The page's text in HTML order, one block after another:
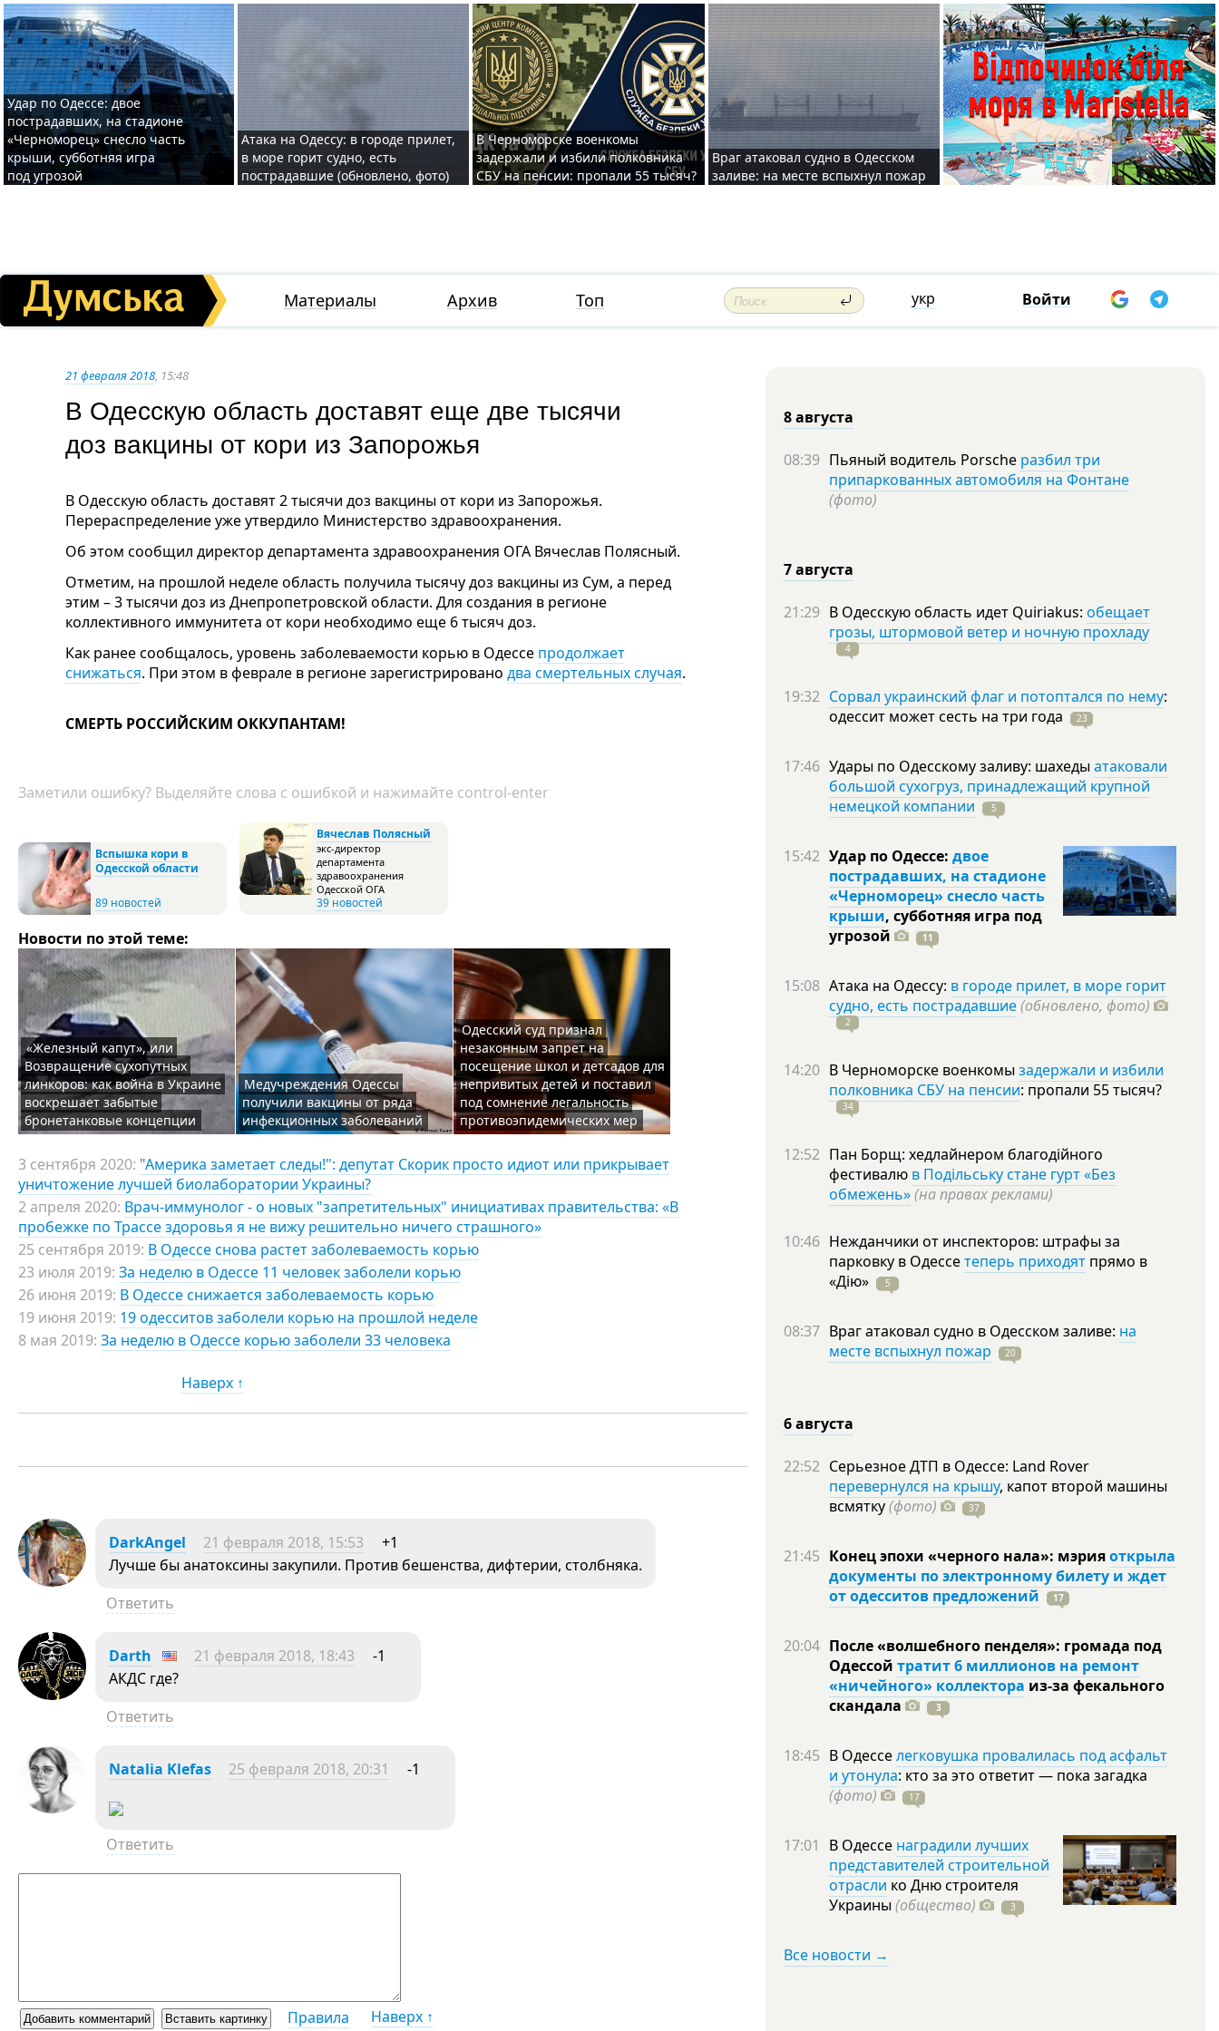
Удар по Одессе: двое
пострадавших, на стадионе
«Черноморец» снесло часть
крыши, субботняя игра
под угрозой
Атака на Одессу: в городе прилет,
в море горит судно, есть
пострадавшие (обновлено, фото)
В Черноморске военкомы
задержали и избили полковника
СБУ на пенсии: пропали 55 тысяч?
Враг атаковал судно в Одесском
заливе: на месте вспыхнул пожар
Материалы Архив Топ укр Войти
21 февраля 2018, 15:48
В Одесскую область доставят еще две тысячи
доз вакцины от кори из Запорожья
В Одесскую область доставят 2 тысячи доз вакцины от кори из Запорожья.
Перераспределение уже утвердило Министерство здравоохранения.
Об этом сообщил директор департамента здравоохранения ОГА Вячеслав Полясный.
Отметим, на прошлой неделе область получила тысячу доз вакцины из Сум, а перед
этим – 3 тысячи доз из Днепропетровской области. Для создания в регионе
коллективного иммунитета от кори необходимо еще 6 тысяч доз.
Как ранее сообщалось, уровень заболеваемости корью в Одессе продолжает
снижаться. При этом в феврале в регионе зарегистрировано два смертельных случая.
СМЕРТЬ РОССИЙСКИМ ОККУПАНТАМ!
Заметили ошибку? Выделяйте слова с ошибкой и нажимайте control-enter
Вспышка кори в
Одесской области
89 новостей
Вячеслав Полясный
экс-директор
департамента
здравоохранения
Одесской ОГА
39 новостей
Новости по этой теме:
«Железный капут», или
Возвращение сухопутных
линкоров: как война в Украине
воскрешает забытые
бронетанковые концепции
Медучреждения Одессы
получили вакцины от ряда
инфекционных заболеваний
Одесский суд признал
незаконным запрет на
посещение школ и детсадов для
непривитых детей и поставил
под сомнение легальность
противоэпидемических мер
3 сентября 2020: "Америка заметает следы!": депутат Скорик просто идиот или прикрывает
уничтожение лучшей биолаборатории Украины?
2 апреля 2020: Врач-иммунолог - о новых "запретительных" инициативах правительства: «В
пробежке по Трассе здоровья я не вижу решительно ничего страшного»
25 сентября 2019: В Одессе снова растет заболеваемость корью
23 июля 2019: За неделю в Одессе 11 человек заболели корью
26 июня 2019: В Одессе снижается заболеваемость корью
19 июня 2019: 19 одесситов заболели корью на прошлой неделе
8 мая 2019: За неделю в Одессе корью заболели 33 человека
Наверх ↑
DarkAngel 21 февраля 2018, 15:53
+1
Лучше бы анатоксины закупили. Против бешенства, дифтерии, столбняка.
Ответить
Darth 21 февраля 2018, 18:43
-1
АКДС где?
Ответить
Natalia Klefas 25 февраля 2018, 20:31 -1
Ответить
Правила Наверх ↑
8 августа
08:39 Пьяный водитель Porsche разбил три
припаркованных автомобиля на Фонтане
(фото)
7 августа
21:29 В Одесскую область идет Quiriakus: обещает
грозы, штормовой ветер и ночную прохладу
4
19:32 Сорвал украинский флаг и потоптался по нему:
одессит может сесть на три года 23
17:46 Удары по Одесскому заливу: шахеды атаковали
большой сухогруз, принадлежащий крупной
немецкой компании
5
15:42 Удар по Одессе: двое
пострадавших, на стадионе
«Черноморец» снесло часть
крыши, субботняя игра под
угрозой
11
15:08 Атака на Одессу: в городе прилет, в море горит
судно, есть пострадавшие(обновлено, фото)
2
14:20 В Черноморске военкомы задержали и избили
полковника СБУ на пенсии: пропали 55тысяч?
34
12:52 Пан Борщ: хедлайнером благодійного
фестивалю в Подільську стане гурт «Без
обмежень»(на правах реклами)
10:46 Нежданчики от инспекторов: штрафы за
парковку в Одессетеперь приходят прямо в
«Дію»
5
08:37 Враг атаковал судно в Одесском заливе: на
месте вспыхнул пожар
20
6 августа
22:52 Серьезное ДТП в Одессе: Land Rover
перевернулся на крышу, капот второй машины
всмятку(фото) 37
21:45 Конец эпохи «черного нала»: мэрияоткрыла
документы по электронному билету и ждет
от одесситов предложений
17
20:04 После «волшебного пенделя»: громада под
Одессой тратит 6 миллионов на ремонт
«ничейного» коллектора из-за фекального
скандала
3
18:45 В Одесселегковушка провалилась под асфальт
и утонула: кто за это ответит — пока загадка
(фото)
17
17:01 В Одессе наградили лучших
представителей строительной
отрасли ко Дню строителя
Украины (общество) 3
Все новости →